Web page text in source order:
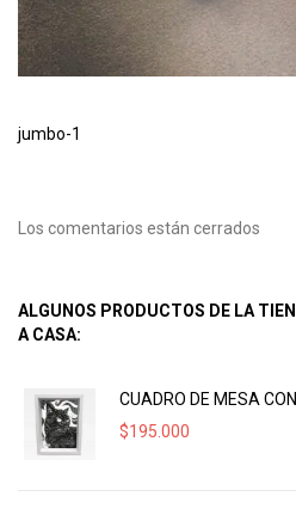
jumbo-1
Los comentarios están cerrados
ALGUNOS PRODUCTOS DE LA
A CASA:
CUADRO DE MESA
$195.000